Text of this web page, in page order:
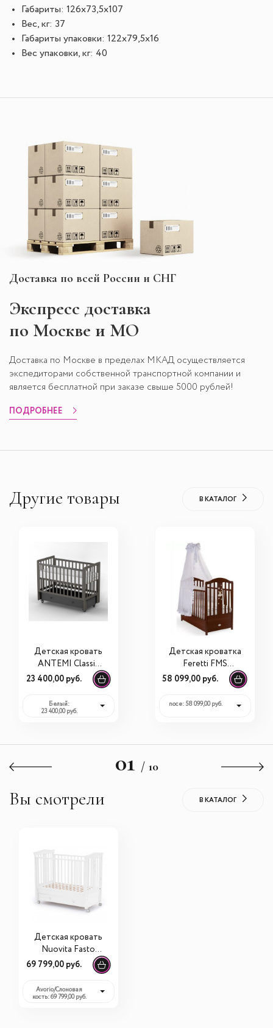
Габариты: 126х73,5х107
Вес, кг: 37
Габариты упаковки: 122х79,5х16
Вес упаковки, кг: 40
Доставка по всей России и СНГ
Экспресс доставка
по Москве и МО
Доставка по Москве в пределах МКАД осуществляется
экспедиторами собственной транспортной компании и
является бесплатной при заказе свыше 5000 рублей!
ПОДРОБНЕЕ
Другие товары В КАТАЛОГ
Детская кровать
ANTEMI Classic
Sleep с
универсальным
маятником
23 400,00 руб.
Белый:
23 400,00 руб.
Детская кроватка
Feretti FMS
Romance
58 099,00 руб.
noce: 58 099,00 руб.
01 / 10
Вы смотрели В КАТАЛОГ
Детская кровать
Nuovita Fasto
swing продольный
69 799,00 руб.
Avorio/Слоновая
кость: 69 799,00 руб.